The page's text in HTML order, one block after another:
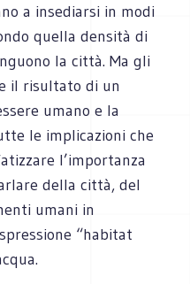
a insediarsi in modi
quella densità di
la città. Ma gli
il risultato di un
umano e la
le implicazioni che
l’importanza
della città, del
umani in
“habitat